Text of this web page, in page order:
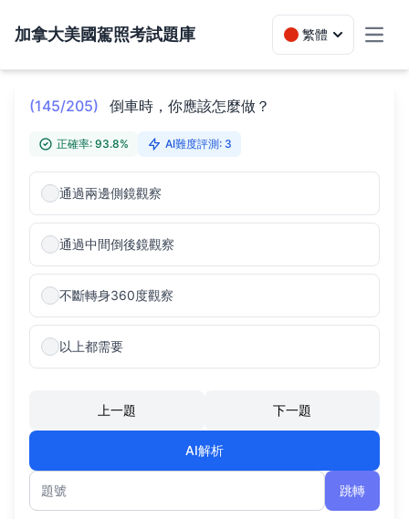
加拿大美國駕照考試題庫 繁體
(145/205) 倒車時，你應該怎麼做？
正確率: 93.8% AI難度評測: 3
通過兩邊側鏡觀察
通過中間倒後鏡觀察
不斷轉身360度觀察
以上都需要
上一題 下一題
AI解析
題號
跳轉